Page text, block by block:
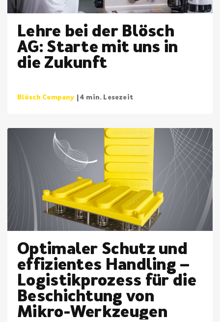
Lehre bei der Blösch
AG: Starte mit uns in
die Zukunft
Blösch Company | 4 min. Lesezeit
Optimaler Schutz und
effizientes Handling –
Logistikprozess für die
Beschichtung von
Mikro-Werkzeugen